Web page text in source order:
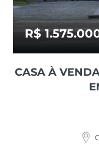
R$
CASA À